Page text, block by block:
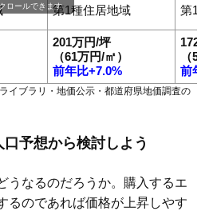
第1種住居地域 第1
201万円/坪
（61万円/㎡）
前年比+7.0%
172
（
前
ロールできます
イブラリ・地価公示・都道府県地価調査の
予想から検討しよう
なるのだろうか。購入するエ
るのであれば価格が上昇しやす